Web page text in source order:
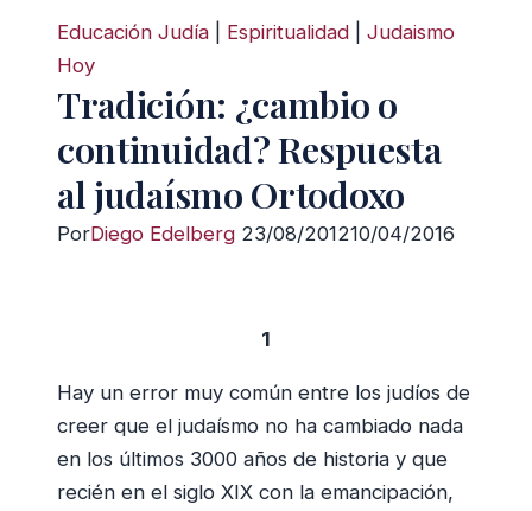
Educación Judía Espiritualidad
Judaismo
Hoy
Tradición: ¿cambio o
continuidad? Respuesta
al judaísmo Ortodoxo
PorDiego Edelberg 23/08/201210/04/2016
1
Hay un error muy común entre los judíos de
creer que el judaísmo no ha cambiado nada
en los últimos 3000 años de historia y que
recién en el siglo XIX con la emancipación,